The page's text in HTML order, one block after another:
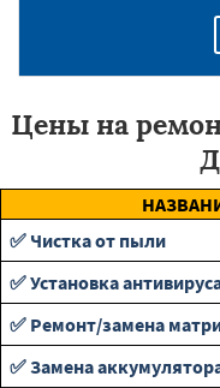
Цены на
✅ Чистка от пыли
✅ Установка
✅ Ремонт/замена
✅ Замена